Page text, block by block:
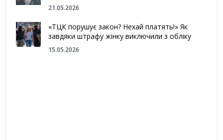
21.05.2026
«ТЦК порушує закон? Нехай платять!» Як
завдяки штрафу жінку виключили з обліку
15.05.2026